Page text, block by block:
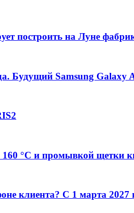
построить на Луне
Будущий Samsung Galaxy
°C и промывкой щетки
клиента? С 1 марта 2027